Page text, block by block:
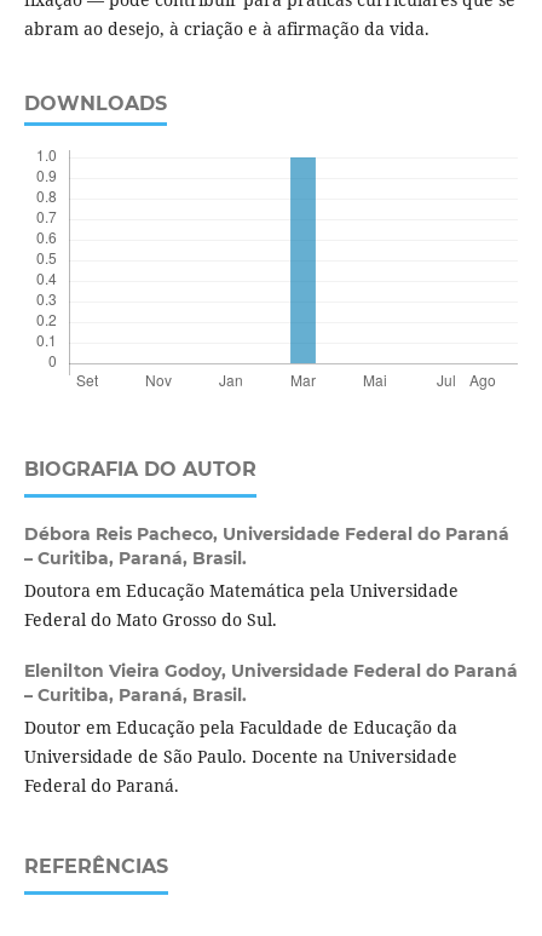
abram ao desejo, à criação e à afirmação da vida.
DOWNLOADS
BIOGRAFIA DO AUTOR
Débora Reis Pacheco, Universidade Federal do Paraná
– Curitiba, Paraná, Brasil.
Doutora em Educação Matemática pela Universidade
Federal do Mato Grosso do Sul.
Elenilton Vieira Godoy, Universidade Federal do Paraná
– Curitiba, Paraná, Brasil.
Doutor em Educação pela Faculdade de Educação da
Universidade de São Paulo. Docente na Universidade
Federal do Paraná.
REFERÊNCIAS